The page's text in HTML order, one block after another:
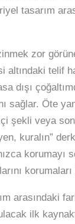
tasarım
zor
altındaki telif
dışı
sağlar. Öte
şekli veya
kuralın”
arasındaki
ilk